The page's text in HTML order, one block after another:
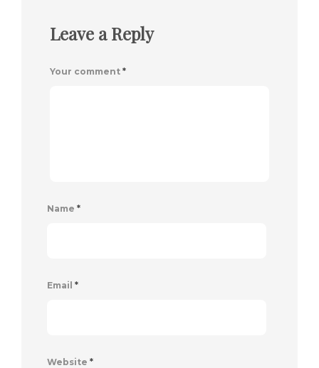
Leave a Reply
Your comment *
Name *
Email *
Website *